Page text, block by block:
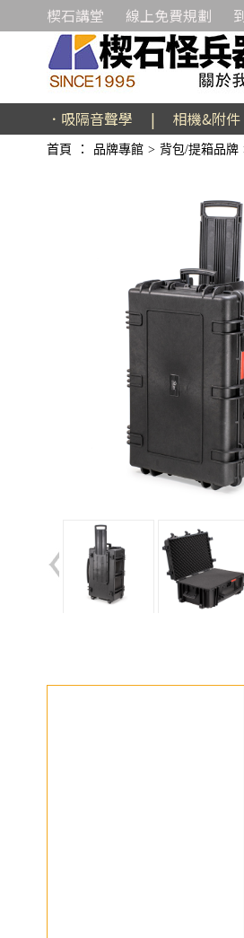
楔石講堂 線上免費規劃
．吸隔音聲學 | 相機&附件
首頁 ： 品牌專館 > 背包/提箱品牌